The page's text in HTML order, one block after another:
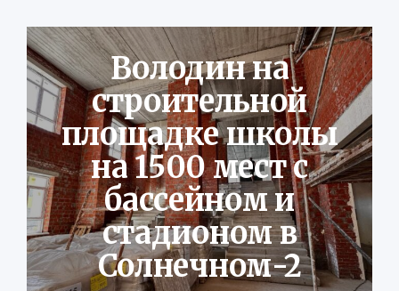
Володин на
строительной
площадке школы
на 1500 мест с
бассейном и
стадионом в
Солнечном-2